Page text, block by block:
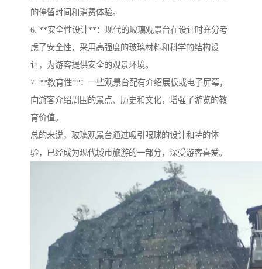
的停留时间和消费体验。
6. **安全性设计**：现代的玻璃观景台在设计时充分考
虑了安全性，采用高强度的玻璃材料和科学的结构设
计，为游客提供安全的观景环境。
7. **教育性**：一些观景台配有介绍展板或电子屏幕，
向游客介绍周围的景点、历史和文化，增强了游览的教
育价值。
总的来说，玻璃观景台通过吸引眼球的设计和特的体
验，已经成为现代城市旅游的一部分，深受游客喜爱。